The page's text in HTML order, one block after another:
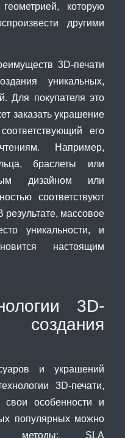
которую
другими
3D-печати
уникальных,
Для покупателя это
заказать украшение
его
Например,
браслеты или
дизайном или
соответствуют
массовое
уникальности, и
настоящим
3D-
и украшений
3D-печати,
особенности и
популярных можно
методы: SLA